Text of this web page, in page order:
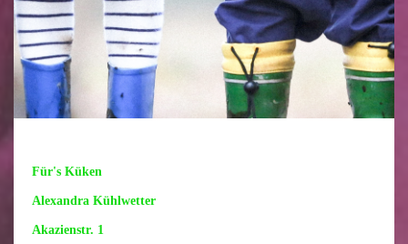
Für's Küken
Alexandra Kühlwetter
Akazienstr. 1